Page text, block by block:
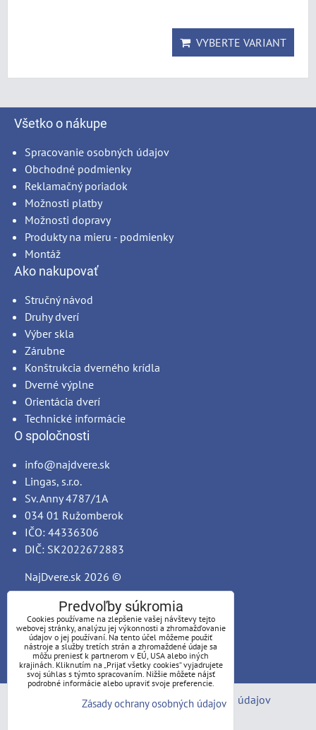
VYBERTE VARIANT
Všetko o nákupe
Spracovanie osobných údajov
Obchodné podmienky
Reklamačný poriadok
Možnosti platby
Možnosti dopravy
Produkty na mieru - podmienky
Montáž
Ako nakupovať
Stručný návod
Druhy dverí
Výber skla
Zárubne
Konštrukcia dverného krídla
Dverné výplne
Orientácia dverí
Technické informácie
O spoločnosti
info@najdvere.sk
Lingas, s.r.o.
Sv. Anny 4787/1A
034 01 Ružomberok
IČO: 44336306
DIČ: SK2022672883
NajDvere.sk 2026 ©
Predvoľby súkromia
Zásady ochrany osobných údajov
Predvoľby súkromia
Cookies používame na zlepšenie vašej návštevy tejto
webovej stránky, analýzu jej výkonnosti a zhromažďovanie
údajov o jej používaní. Na tento účel môžeme použiť
nástroje a služby tretích strán a zhromaždené údaje sa
môžu preniesť k partnerom v EÚ, USA alebo iných
krajinách. Kliknutím na „Prijať všetky cookies“ vyjadrujete
svoj súhlas s týmto spracovaním. Nižšie môžete nájsť
podrobné informácie alebo upraviť svoje preferencie.
Zásady ochrany osobných údajov